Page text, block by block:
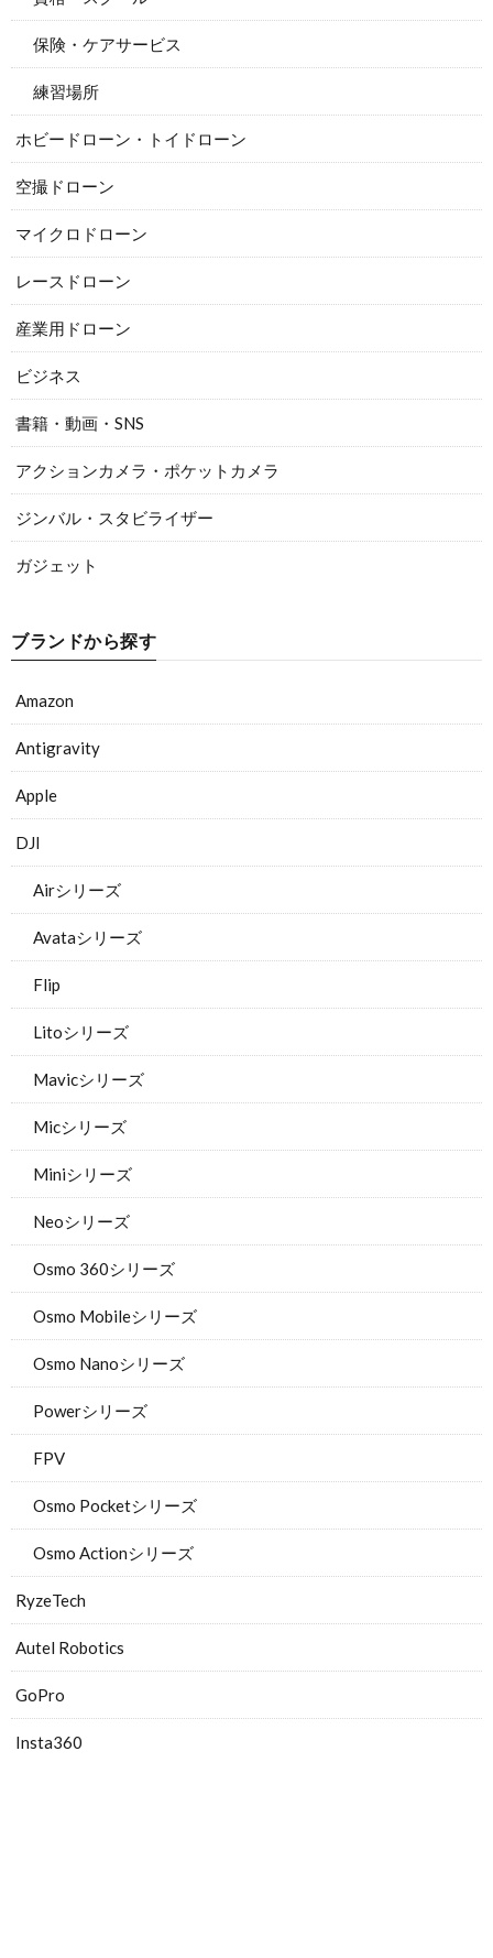
保険・ケアサービス
練習場所
ホビードローン・トイドローン
空撮ドローン
マイクロドローン
レースドローン
産業用ドローン
ビジネス
書籍・動画・SNS
アクションカメラ・ポケットカメラ
ジンバル・スタビライザー
ガジェット
ブランドから探す
Amazon
Antigravity
Apple
DJI
Airシリーズ
Avataシリーズ
Flip
Litoシリーズ
Mavicシリーズ
Micシリーズ
Miniシリーズ
Neoシリーズ
Osmo 360シリーズ
Osmo Mobileシリーズ
Osmo Nanoシリーズ
Powerシリーズ
FPV
Osmo Pocketシリーズ
Osmo Actionシリーズ
RyzeTech
Autel Robotics
GoPro
Insta360